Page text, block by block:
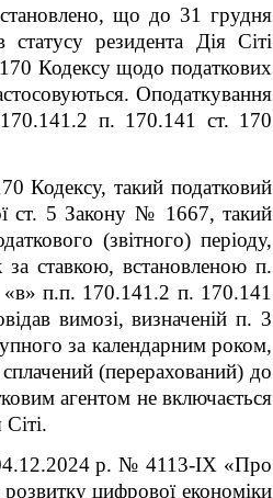
що до 31 грудня
резидента Дія Сіті
Кодексу щодо податкових
Оподаткування
1 .2 п. 170.141
ст. 170
Кодексу, такий податковий
ст. 5 Закону № 1667, такий
(звітного) періоду,
за ставкою, встановленою п.
«в» п.п. 170.141 .2 п. 170.141
вимозі, визначеній п. 3
за календарним роком,
(перерахований) до
агентом не включається
04.12.2024 р. № 4113-ІХ «Про
цифрової економіки